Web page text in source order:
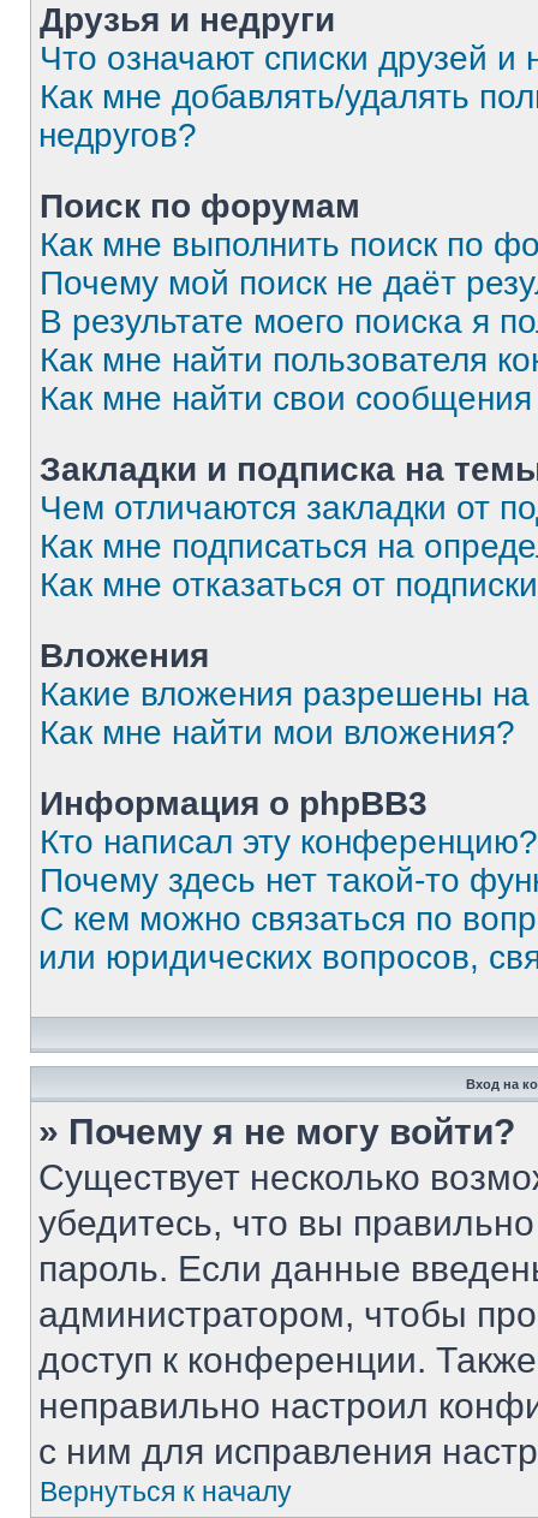
Друзья и недруги
Что означают списки друзей и
Как мне добавлять/удалять
недругов?
Поиск по форумам
Как мне выполнить поиск по
Почему мой поиск не даёт
В результате моего поиска я
Как мне найти пользователя
Как мне найти свои
Закладки и подписка на
Чем отличаются закладки от
Как мне подписаться на
Как мне отказаться от
Вложения
Какие вложения разрешены
Как мне найти мои вложения?
Информация о phpBB3
Кто написал эту конференцию?
Почему здесь нет такой-то
С кем можно связаться по
или юридических вопросов,
Вход на
» Почему я не могу войти?
Существует несколько
убедитесь, что вы
пароль. Если данные
администратором, чтобы
доступ к конференции.
неправильно настроил
с ним для исправления
Вернуться к началу